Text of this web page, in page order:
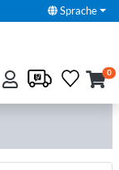
Sprache
0